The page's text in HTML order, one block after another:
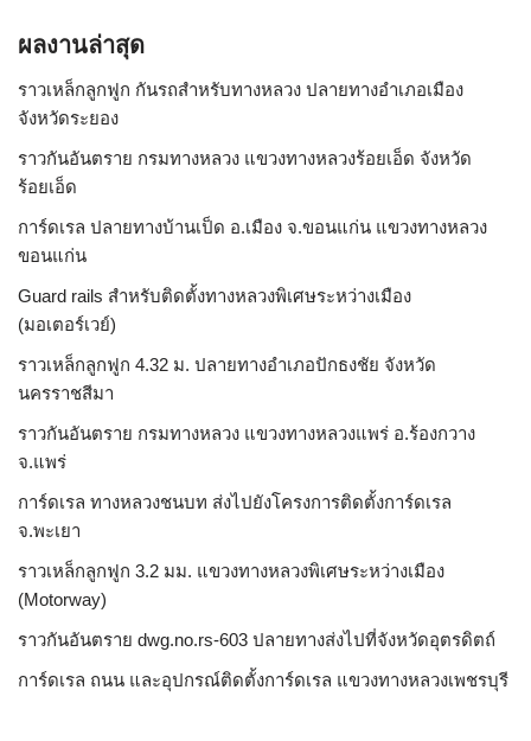
ผลงานล่าสุด
ราวเหล็กลูกฟูก กันรถสําหรับทางหลวง ปลายทางอำเภอเมือง
จังหวัดระยอง
ราวกันอันตราย กรมทางหลวง แขวงทางหลวงร้อยเอ็ด จังหวัด
ร้อยเอ็ด
การ์ดเรล ปลายทางบ้านเป็ด อ.เมือง จ.ขอนแก่น แขวงทางหลวง
ขอนแก่น
Guard rails สำหรับติดตั้งทางหลวงพิเศษระหว่างเมือง
(มอเตอร์เวย์)
ราวเหล็กลูกฟูก 4.32 ม. ปลายทางอำเภอปักธงชัย จังหวัด
นครราชสีมา
ราวกันอันตราย กรมทางหลวง แขวงทางหลวงแพร่ อ.ร้องกวาง
จ.แพร่
การ์ดเรล ทางหลวงชนบท ส่งไปยังโครงการติดตั้งการ์ดเรล
จ.พะเยา
ราวเหล็กลูกฟูก 3.2 มม. แขวงทางหลวงพิเศษระหว่างเมือง
(Motorway)
ราวกันอันตราย dwg.no.rs-603 ปลายทางส่งไปที่จังหวัดอุตรดิตถ์
การ์ดเรล ถนน และอุปกรณ์ติดตั้งการ์ดเรล แขวงทางหลวงเพชรบุรี